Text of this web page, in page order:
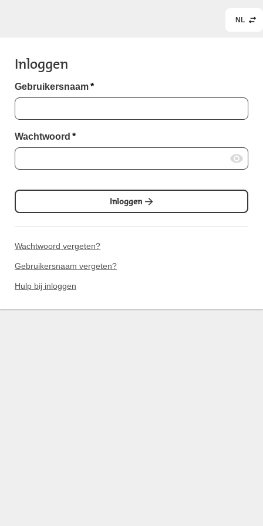
NL
Inloggen
Gebruikersnaam*
Wachtwoord *
Inloggen
Wachtwoord vergeten?
Gebruikersnaam vergeten?
Hulp bij inloggen